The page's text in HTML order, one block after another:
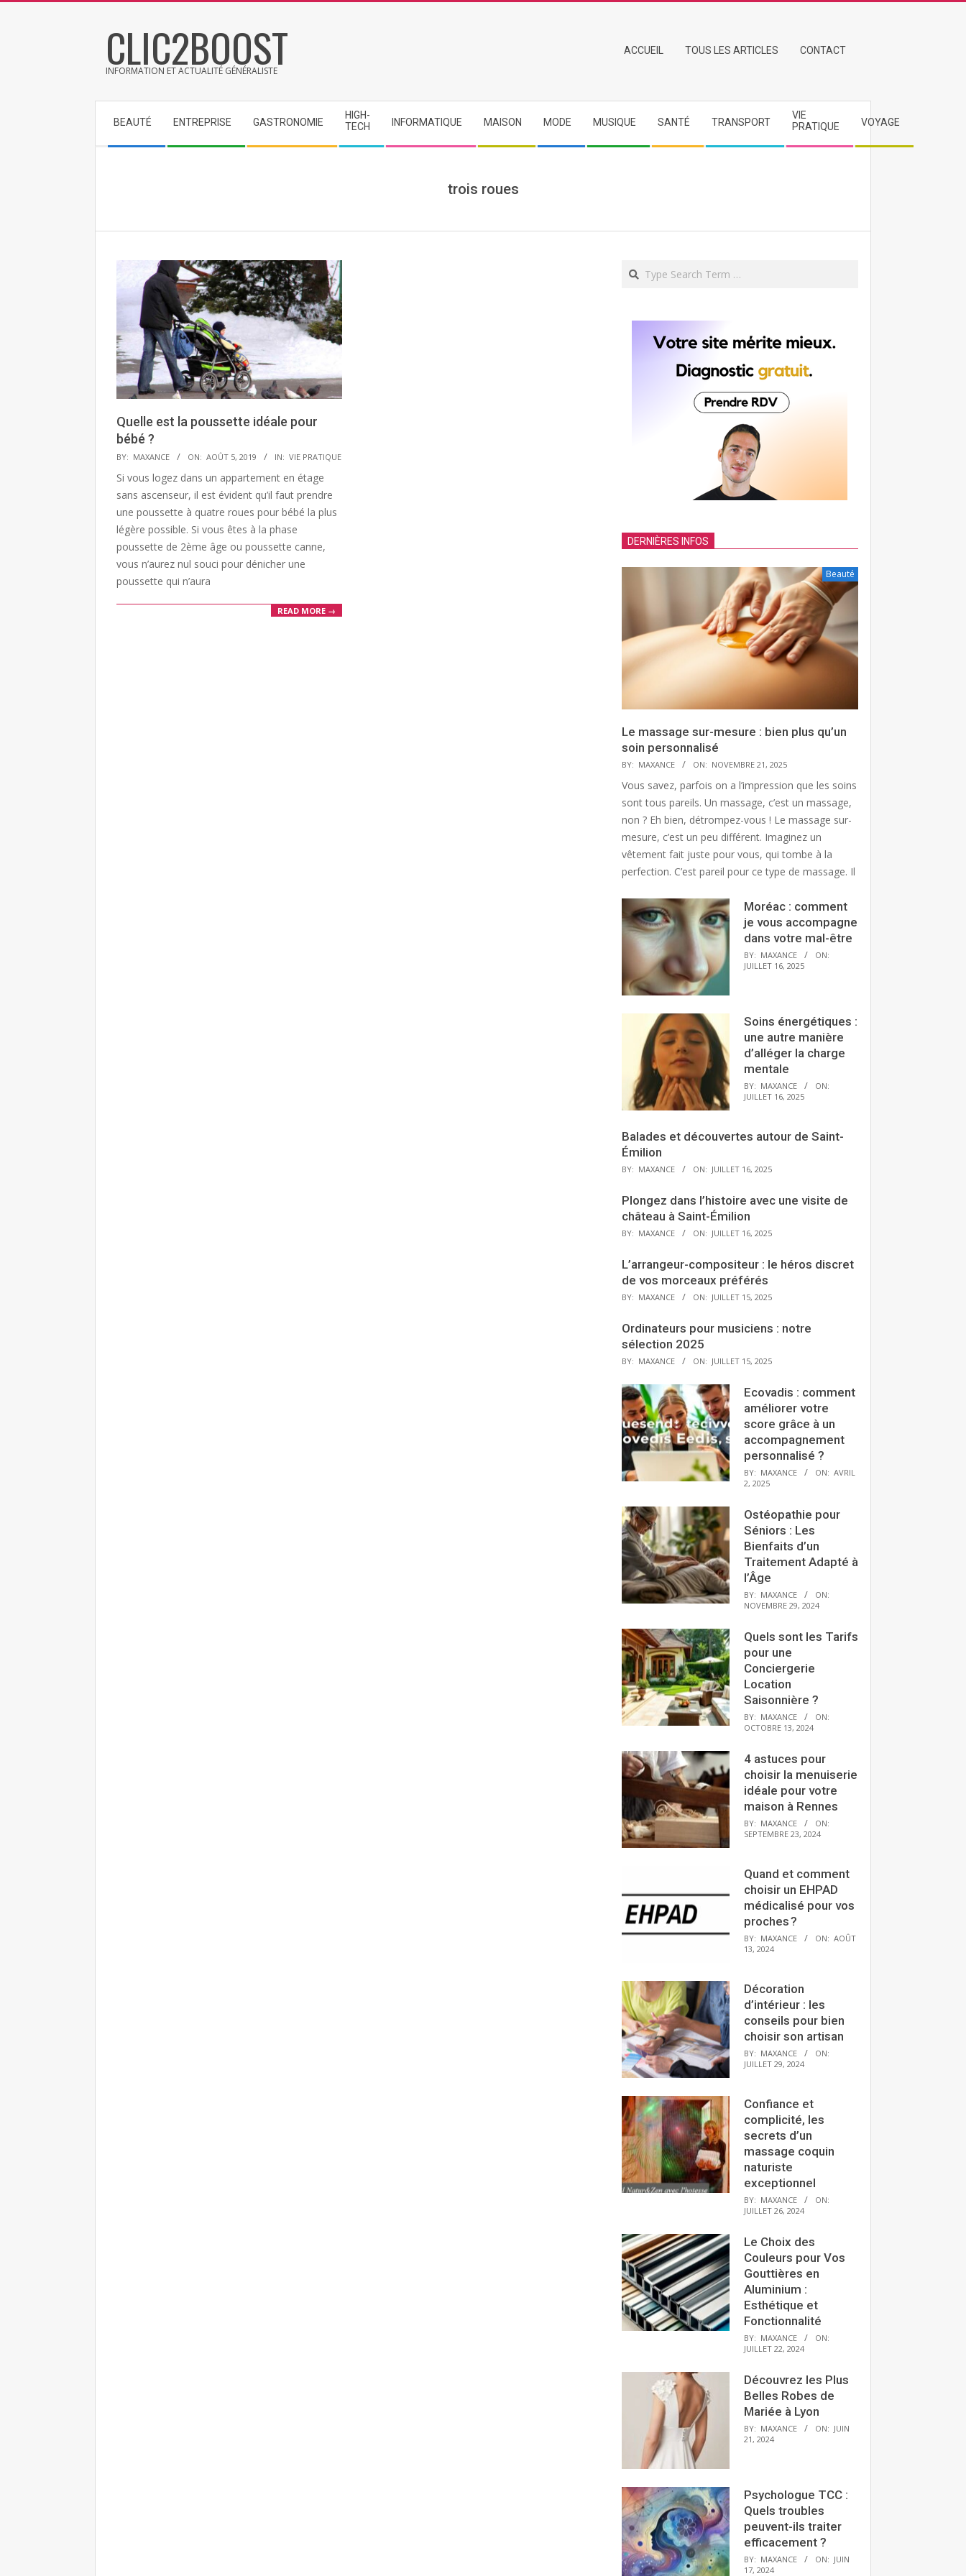
CLIC2BOOST
INFORMATION ET ACTUALITÉ GÉNÉRALISTE
ACCUEIL TOUS LES ARTICLES CONTACT
Navigation
Menu
BEAUTÉ ENTREPRISE GASTRONOMIE
HIGH-
TECH
INFORMATIQUE MAISON MODE MUSIQUE SANTÉ TRANSPORT
VIE
PRATIQUE
VOYAGE
trois roues
Quelle est la poussette idéale pour
bébé ?
2019-
08-
BY: MAXANCE ON: AOÛT 5, 2019 IN: VIE PRATIQUE
Si vous logez dans un appartement en étage
sans ascenseur, il est évident qu’il faut prendre
une poussette à quatre roues pour bébé la plus
légère possible. Si vous êtes à la phase
poussette de 2ème âge ou poussette canne,
vous n’aurez nul souci pour dénicher une
poussette qui n’aura
READ MORE →
Search
DERNIÈRES INFOS
Beauté
Le massage sur-mesure : bien plus qu’un
soin personnalisé
BY: MAXANCE ON: NOVEMBRE 21, 2025
Vous savez, parfois on a l’impression que les soins
sont tous pareils. Un massage, c’est un massage,
non ? Eh bien, détrompez-vous ! Le massage sur-
mesure, c’est un peu différent. Imaginez un
vêtement fait juste pour vous, qui tombe à la
perfection. C’est pareil pour ce type de massage. Il
Moréac : comment
je vous accompagne
dans votre mal-être
BY: MAXANCE
ON:
JUILLET 16, 2025
Soins énergétiques :
une autre manière
d’alléger la charge
mentale
BY: MAXANCE
ON:
JUILLET 16, 2025
Balades et découvertes autour de Saint-
Émilion
BY: MAXANCE ON: JUILLET 16, 2025
Plongez dans l’histoire avec une visite de
château à Saint-Émilion
BY: MAXANCE ON: JUILLET 16, 2025
L’arrangeur-compositeur : le héros discret
de vos morceaux préférés
BY: MAXANCE ON: JUILLET 15, 2025
Ordinateurs pour musiciens : notre
sélection 2025
BY: MAXANCE ON: JUILLET 15, 2025
Ecovadis : comment
améliorer votre
score grâce à un
accompagnement
personnalisé ?
BY: MAXANCE ON: AVRIL
2, 2025
Ostéopathie pour
Séniors : Les
Bienfaits d’un
Traitement Adapté à
l’Âge
BY: MAXANCE
ON:
NOVEMBRE 29, 2024
Quels sont les Tarifs
pour une
Conciergerie
Location
Saisonnière ?
BY: MAXANCE
ON:
OCTOBRE 13, 2024
4 astuces pour
choisir la menuiserie
idéale pour votre
maison à Rennes
BY: MAXANCE
ON:
SEPTEMBRE 23, 2024
Quand et comment
choisir un EHPAD
médicalisé pour vos
proches ?
BY: MAXANCE ON: AOÛT
13, 2024
Décoration
d’intérieur : les
conseils pour bien
choisir son artisan
BY: MAXANCE
ON:
JUILLET 29, 2024
Confiance et
complicité, les
secrets d’un
massage coquin
naturiste
exceptionnel
BY: MAXANCE
ON:
JUILLET 26, 2024
Le Choix des
Couleurs pour Vos
Gouttières en
Aluminium :
Esthétique et
Fonctionnalité
BY: MAXANCE
ON:
JUILLET 22, 2024
Découvrez les Plus
Belles Robes de
Mariée à Lyon
BY: MAXANCE ON: JUIN
21, 2024
Psychologue TCC :
Quels troubles
peuvent-ils traiter
efficacement ?
BY: MAXANCE ON: JUIN
17, 2024